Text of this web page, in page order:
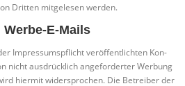
Drit­ten mit­ge­le­sen werden.
E-Mails
Impres­sums­pflicht ver­öf­fent­lich­ten Kon­
nicht aus­drück­lich ange­for­der­ter Wer­bung
hier­mit wider­spro­chen. Die Betrei­ber der